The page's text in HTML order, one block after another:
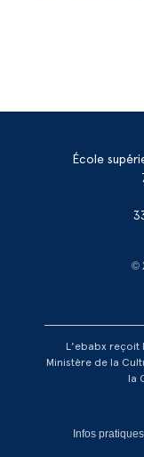
École
©
L'ebabx reçoit
Ministère de la
la
Infos